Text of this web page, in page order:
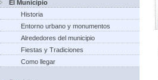
El Municipio
Historia
Entorno urbano y monumentos
Alrededores del municipio
Fiestas y Tradiciones
Como llegar